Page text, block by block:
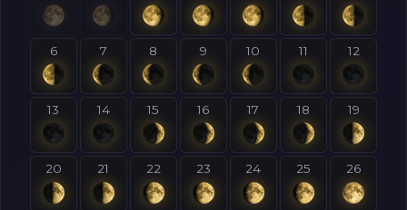
6 7 8 9 10 11 12
13 14 15 16 17 18 19
20 21 22 23 24 25 26